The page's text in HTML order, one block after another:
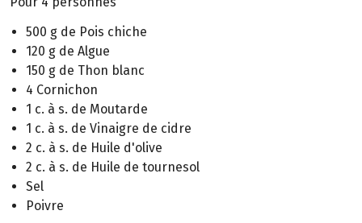
500 g de Pois chiche
120 g de Algue
150 g de Thon blanc
4 Cornichon
1 c. à s. de Moutarde
1 c. à s. de Vinaigre de cidre
2 c. à s. de Huile d'olive
2 c. à s. de Huile de tournesol
Sel
Poivre